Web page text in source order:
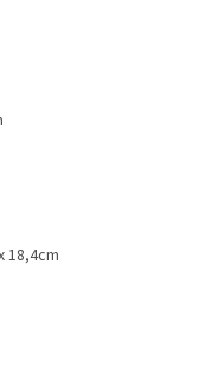
18,4cm